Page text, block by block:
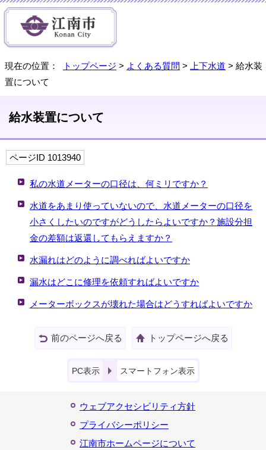
現在の位置： トップページ > よくある質問 > 上下水道 > 給水装
置について
給水装置について
ページID 1013940
私の水道メーターの口径は、何ミリですか？
水道をあまり使っていないので、水道メーターの口径を
小さくしたいのですがどうしたらよいですか？施設分担
金の差額は返還してもらえますか？
水漏れはどのように調べればよいですか
漏水はどこに修理を依頼すればよいですか
メーターボックスが壊れた場合はどうすればよいですか
前のページへ戻る トップページへ戻る
PC表示 スマートフォン表示
ウェブアクセシビリティ方針
プライバシーポリシー
江南市ホームページについて